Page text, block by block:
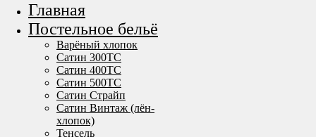
Главная
Постельное бельё
Варёный хлопок
Сатин 300TC
Сатин 400TC
Сатин 500TC
Сатин Страйп
Сатин Винтаж (лён-
хлопок)
Тенсель